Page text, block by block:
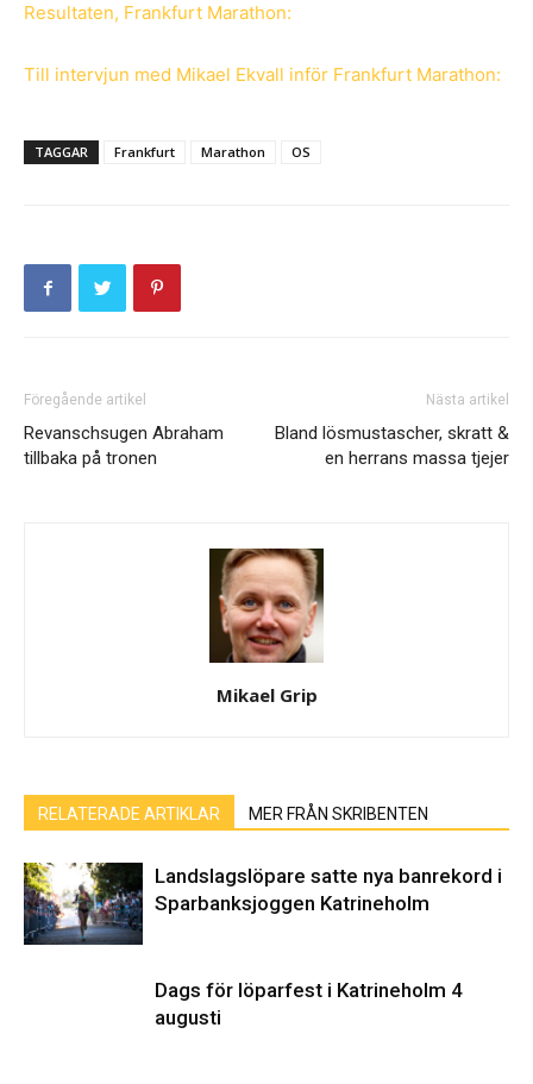
Resultaten, Frankfurt Marathon:
Till intervjun med Mikael Ekvall inför Frankfurt Marathon:
TAGGAR Frankfurt Marathon OS
Föregående artikel
Revanschsugen Abraham
tillbaka på tronen
Nästa artikel
Bland lösmustascher, skratt &
en herrans massa tjejer
Mikael Grip
RELATERADE ARTIKLAR MER FRÅN SKRIBENTEN
Landslagslöpare satte nya banrekord i
Sparbanksjoggen Katrineholm
Dags för löparfest i Katrineholm 4
augusti